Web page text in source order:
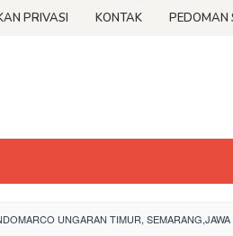
PRIVASI KONTAK PEDOMAN
UNGARAN TIMUR,